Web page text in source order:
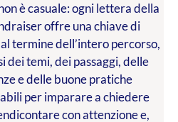
è casuale: ogni lettera della
offre una chiave di
termine dell’intero percorso,
dei temi, dei passaggi, delle
e delle buone pratiche
per imparare a chiedere
con attenzione e,